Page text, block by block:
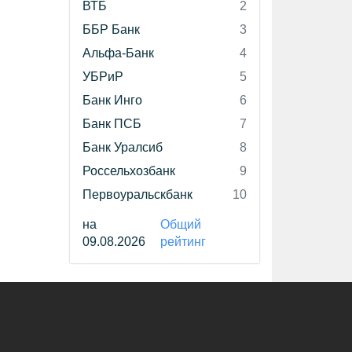
ВТБ
2
ББР Банк
3
Альфа-Банк
4
УБРиР
5
Банк Инго
6
Банк ПСБ
7
Банк Уралсиб
8
Россельхозбанк
9
Первоуральскбанк
10
на
09.08.2026
Общий
рейтинг